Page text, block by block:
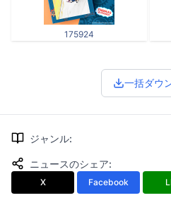
175924
一括ダウ
ジャンル:
ニュースのシェア:
X Facebook